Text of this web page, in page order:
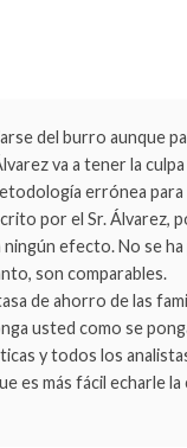
del burro aunque
va a tener la
errónea para
por el Sr. Álvarez,
efecto. No se
son comparables.
de ahorro de las
usted como se
y todos los
es más fácil echarle